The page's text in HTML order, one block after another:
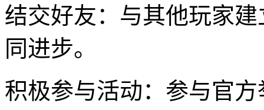
结交好友：与其他玩家
同进步。
积极参与活动：参与官